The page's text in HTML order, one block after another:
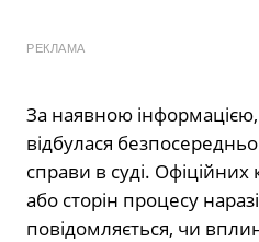
РЕКЛАМА
За наявною інформацією,
відбулася
справи в суді. Офіційних
або сторін процесу
повідомляється, чи